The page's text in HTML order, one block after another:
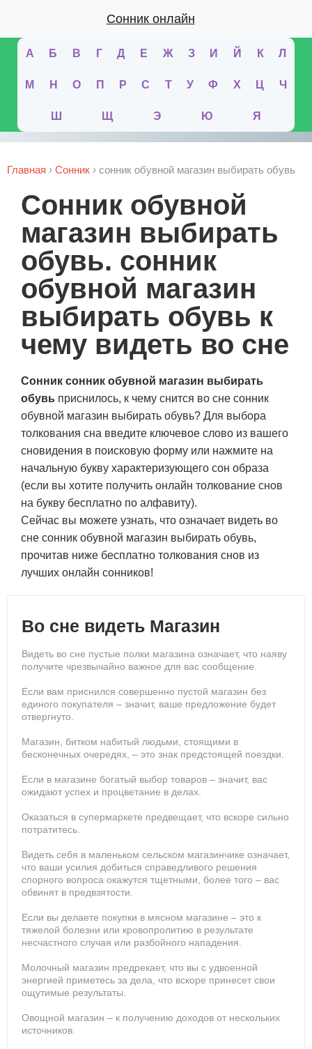
Сонник онлайн
А Б В Г Д Е Ж З И Й К Л
М Н О П Р С Т У Ф Х Ц Ч
Ш Щ Э Ю Я
Главная › Сонник › сонник обувной магазин выбирать обувь
сонник обувной
магазин выбирать
обувь. сонник
обувной магазин
выбирать обувь к
чему видеть во сне
Сонник сонник обувной магазин выбирать
обувь приснилось, к чему снится во сне сонник
обувной магазин выбирать обувь? Для выбора
толкования сна введите ключевое слово из вашего
сновидения в поисковую форму или нажмите на
начальную букву характеризующего сон образа
(если вы хотите получить онлайн толкование снов
на букву бесплатно по алфавиту).
Сейчас вы можете узнать, что означает видеть во
сне сонник обувной магазин выбирать обувь,
прочитав ниже бесплатно толкования снов из
лучших онлайн сонников!
Во сне видеть Магазин
Видеть во сне пустые полки магазина означает, что наяву
получите чрезвычайно важное для вас сообщение.
Если вам приснился совершенно пустой магазин без
единого покупателя – значит, ваше предложение будет
отвергнуто.
Магазин, битком набитый людьми, стоящими в
бесконечных очередях, – это знак предстоящей поездки.
Если в магазине богатый выбор товаров – значит, вас
ожидают успех и процветание в делах.
Оказаться в супермаркете предвещает, что вскоре сильно
потратитесь.
Видеть себя в маленьком сельском магазинчике означает,
что ваши усилия добиться справедливого решения
спорного вопроса окажутся тщетными, более того – вас
обвинят в предвзятости.
Если вы делаете покупки в мясном магазине – это к
тяжелой болезни или кровопролитию в результате
несчастного случая или разбойного нападения.
Молочный магазин предрекает, что вы с удвоенной
энергией приметесь за дела, что вскоре принесет свои
ощутимые результаты.
Овощной магазин – к получению доходов от нескольких
источников.